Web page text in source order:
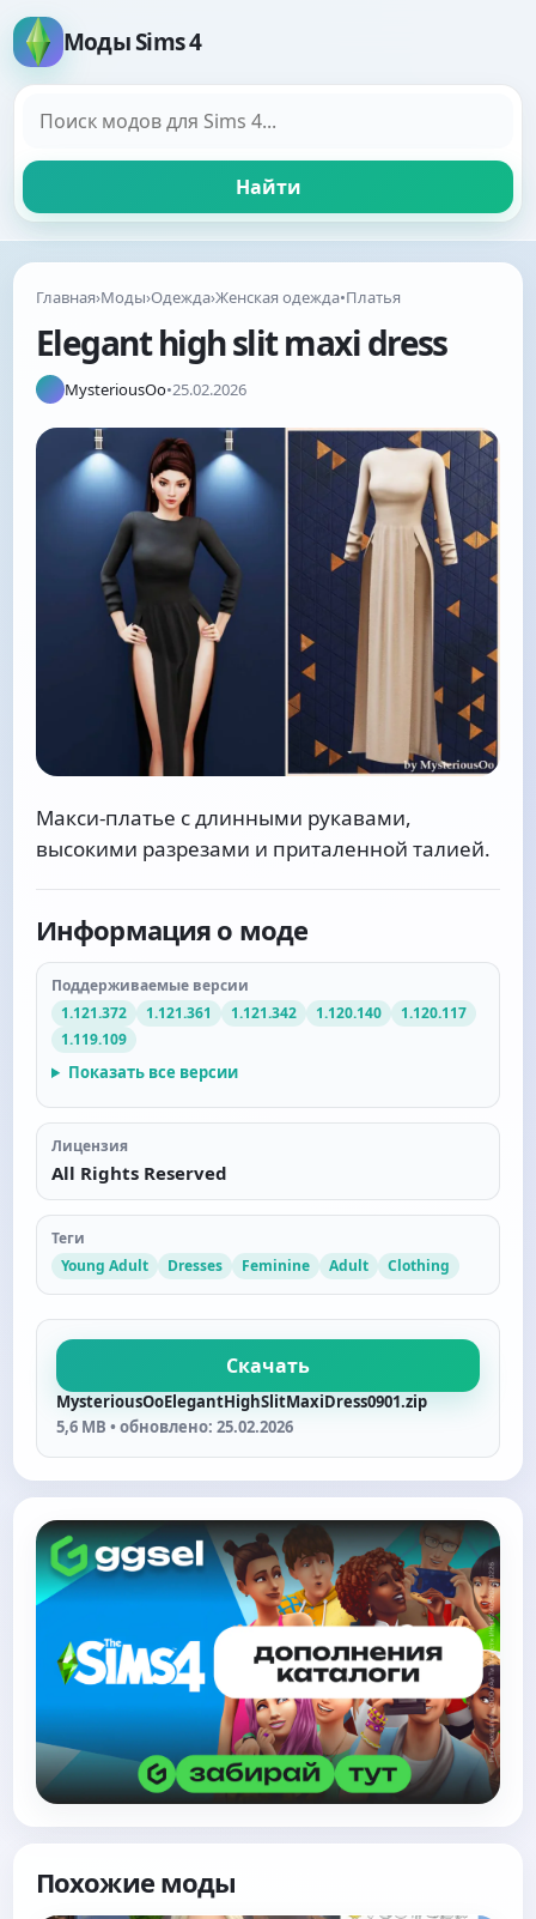
Моды Sims 4
Найти
Главная›Моды›Одежда›Женская одежда•Платья
Elegant high slit maxi dress
MysteriousOo•25.02.2026
Макси-платье с длинными рукавами,
высокими разрезами и приталенной талией.
Информация о моде
Поддерживаемые версии
1.121.372
1.121.361 1.121.342 1.120.140
1.120.117
1.119.109
Показать все версии
Лицензия
All Rights Reserved
Теги
Young Adult
Dresses Feminine Adult Clothing
Скачать
MysteriousOoElegantHighSlitMaxiDress0901.zip
5,6 MB • обновлено: 25.02.2026
Похожие моды